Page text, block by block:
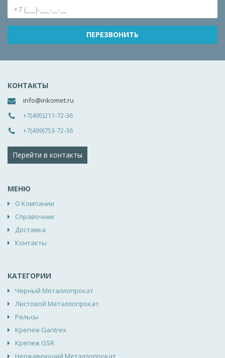
КОНТАКТЫ
info@inkomet.ru
+7(495)211-72-36
+7(499)753-72-36
Перейти в контакты
МЕНЮ
О Компании
Справочник
Доставка
Контакты
КАТЕГОРИИ
Черный Металлопрокат
Листовой Металлопрокат
Рельсы
Крепеж Gantrex
Крепеж GSR
Нержавеющий Металлопрокат